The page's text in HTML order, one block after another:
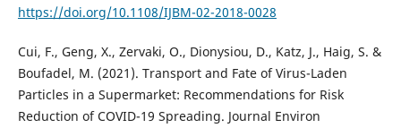
https://doi.org/10.1108/IJBM-02-2018-0028
Cui, F., Geng, X., Zervaki, O., Dionysiou, D., Katz, J., Haig, S. &
Boufadel, M. (2021). Transport and Fate of Virus-Laden
Particles in a Supermarket: Recommendations for Risk
Reduction of COVID-19 Spreading. Journal Environ